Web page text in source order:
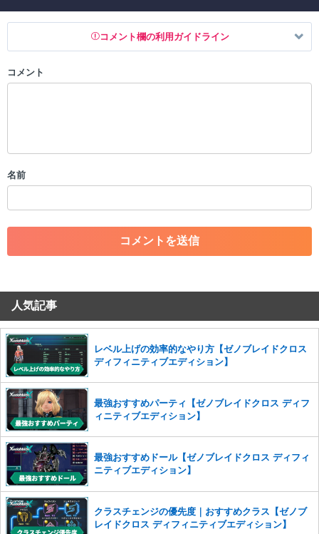
コメント欄の利用ガイドライン
以下の書き込みを禁止とし、場合によってはコメント削除や書き込み制
・一度削除された投稿を再び投稿すること
・アカウントの売買など金銭が絡む内容の投稿
・各ゲームのネタバレを含む内容の投稿
・その他、管理者が不適切と判断した投稿
コメントの削除を申請する
せていただきます。ご了承ください。
※一度削除したコメントは復元ができませんのでご注意くだ
さい。
また、過度な利用規約の違反や、弊社に損害の及ぶ内容の書き込みがあ
った場合は、法的措置をとらせていただく場合もございますので、あら
かじめご理解くださいませ。
コメント
名前
人気記事
レベル上げの効率的なやり方【ゼノブレイドクロス
ディフィニティブエディション】
最強おすすめパーティ【ゼノブレイドクロス ディフ
ィニティブエディション】
最強おすすめドール【ゼノブレイドクロス ディフィ
ニティブエディション】
クラスチェンジの優先度｜おすすめクラス【ゼノブ
レイドクロス ディフィニティブエディション】